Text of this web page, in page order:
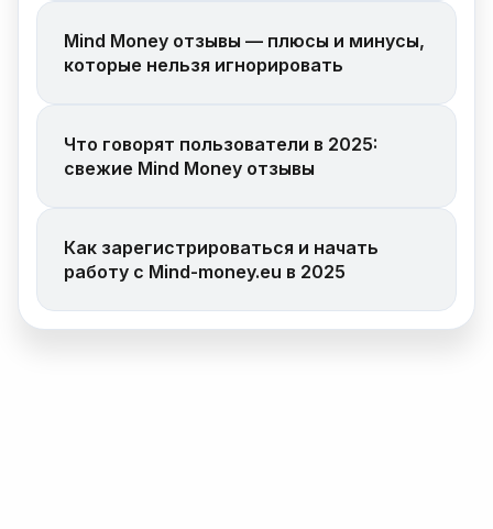
Mind Money отзывы — плюсы и минусы,
которые нельзя игнорировать
Что говорят пользователи в 2025:
свежие Mind Money отзывы
Как зарегистрироваться и начать
работу с Mind-money.eu в 2025